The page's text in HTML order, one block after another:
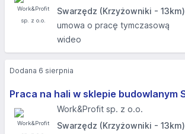
Swarzędz (Krzyżowniki - 13km)
umowa o pracę tymczasową
wideo
Praca na hali w sklepie budowlanym
Work&Profit sp. z o.o.
Swarzędz (Krzyżowniki - 13km)
Dodana 6 sierpnia